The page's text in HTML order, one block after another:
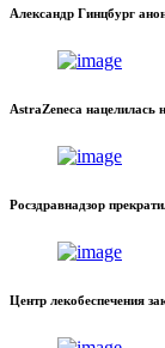
Александр Гинцбург
AstraZeneca нацелилась
Росздравнадзор
Центр лекобеспечения